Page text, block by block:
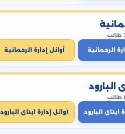
الرحمانية أوائل إدارة الرحمانية
البارود
ايتاى البارود أوائل إدارة ايتاى البارود